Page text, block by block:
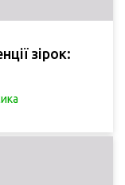
зірок: